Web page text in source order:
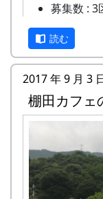
名、電話
し、詳し
お送りい
をご返送
申込み・お問
岩座神棚
TEL
携帯:
MAIL
担当 :
募集数 : 3
平方メー
応募資格 :
ふれあう
た。家族
年会費 : 1
申込み期
選考 : 応
ケート
せていた
申込み方
FAXまた
読む
2017 年 9 月 3
棚田カフェ